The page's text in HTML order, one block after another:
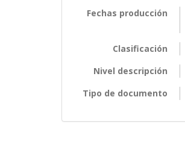
Fechas producción
Clasificación
Nivel descripción
Tipo de documento